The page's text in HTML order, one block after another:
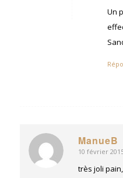
Un
ManueB
dit
10 février
très joli